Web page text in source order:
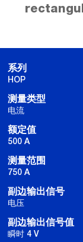
系列
HOP
测量类型
电流
额定值
500 A
测量范围
750 A
副边输出信号
电压
副边输出信号值
瞬时 4 V